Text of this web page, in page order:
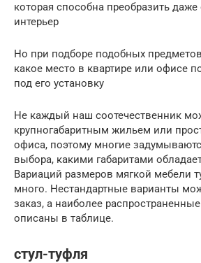
которая способна преобразить
интерьер
Но при подборе подобных
какое место в квартире или офисе
под его установку
Не каждый наш соотечественник
крупногабаритным жильем или
офиса, поэтому многие
выбора, какими габаритами
Вариаций размеров мягкой мебели
много. Нестандартные варианты
заказ, а наиболее
описаны в таблице.
стул-туфля